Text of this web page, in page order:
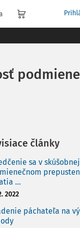
články
sa v
...
2022
páchateľa na